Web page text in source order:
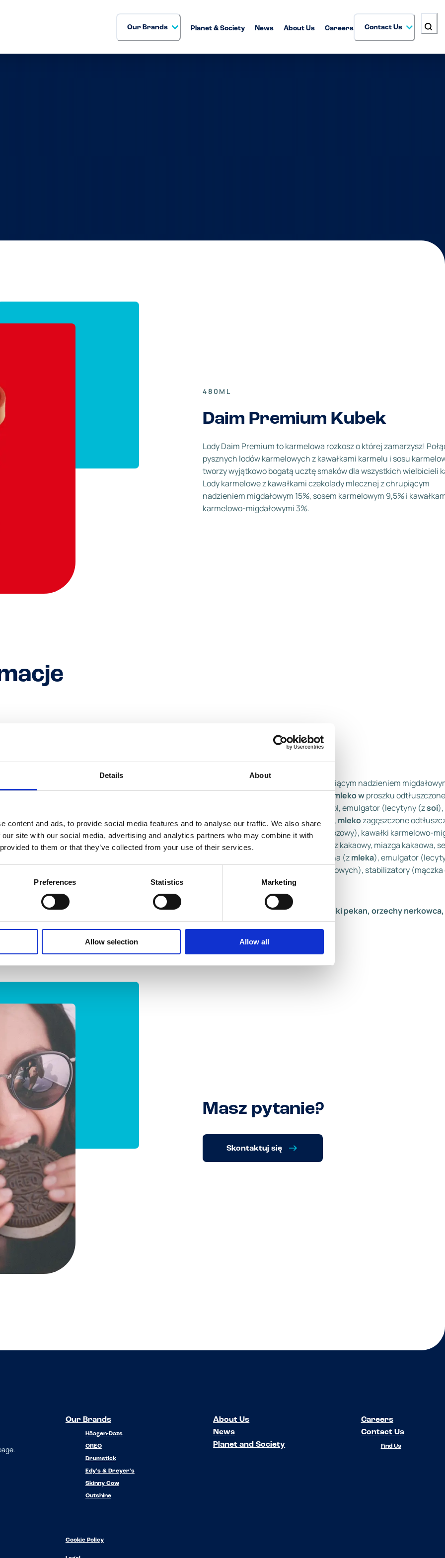
Details About
content and ads, to provide social media features and to analyse our traffic. We also share
site with our social media, advertising and analytics partners who may combine it with
to them or that they’ve collected from your use of their services.
Preferences Statistics Marketing
Allow selection Allow all
Our Brands Planet & Society News About Us Careers Contact Us
480ML
Daim Premium Kubek
Lody Daim Premium to karmelowa rozkosz o której zamarzysz!
pysznych lodów karmelowych z kawałkami karmelu i sosu
tworzy wyjątkowo bogatą ucztę smaków dla wszystkich wielbicieli
Lody karmelowe z kawałkami czekolady mlecznej z chrupiącym
nadzieniem migdałowym 15%, sosem karmelowym 9,5% i
karmelowo-migdałowymi 3%.
), kawałki czekolady mlecznej z chrupiącym nadzieniem
mleko wproszku
zagęszczone odtłuszczone słodzone, sól, emulgator (lecytyny (zsoi
glazurująca (guma arabska), maltodekstryna, aromaty), cukier, syrop glukozowo- fruktozowy, mlekozagęszczone
glukozowy, koncentrat serwatki (zmleka ), pasta karmelowa (3,5%) (cukier, woda, syrop glukozowy), kawałki karmelowo-
(cukier, olej palmowy,migdały (0,1%),mleko zagęszczone odtłuszczone słodzone, sól, tłuszcz kakaowy, miazga kakaowa,
, serwatka zmodyfikowana (zmleka), emulgator
zagęszczone, olej kokosowy, emulgator (mono- i diglicerydy kwasów tłuszczowych), stabilizatory
świętojańskiego, guma guar, pektyny), sól, aromaty, koncentrat marchwi.
Może zawierać: orzechy laskowe, orzechy włoskie, pistacje, orzechy makadamia, orzeszki pekan, orzechy
arachidowe, jaja i zboża zawierające gluten.
Produkt może zawierać twarde kawałki.
Masz pytanie?
Skontaktuj się
Our Brands
Häagen-Dazs
OREO
Drumstick
Edy's & Dreyer's
Skinny Cow
Outshine
About Us
News
Planet and Society
Careers
Contact Us
Find Us
Cookie Policy